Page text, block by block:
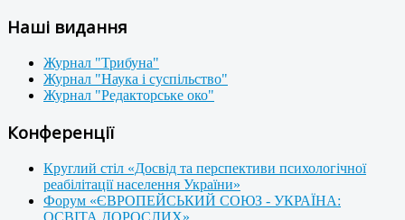
Наші видання
Журнал "Трибуна"
Журнал "Наука і суспільство"
Журнал "Редакторське око"
Конференції
Круглий стіл «Досвід та перспективи психологічної
реабілітації населення України»
Форум «ЄВРОПЕЙСЬКИЙ СОЮЗ - УКРАЇНА:
ОСВІТА ДОРОСЛИХ»